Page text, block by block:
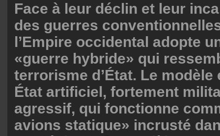
Face à leur déclin et leur
des guerres
l’Empire occidental adopte
«guerre hybride» qui
terrorisme d’État. Le modèle
État artificiel, fortement
agressif, qui fonctionne
avions statique» incrusté